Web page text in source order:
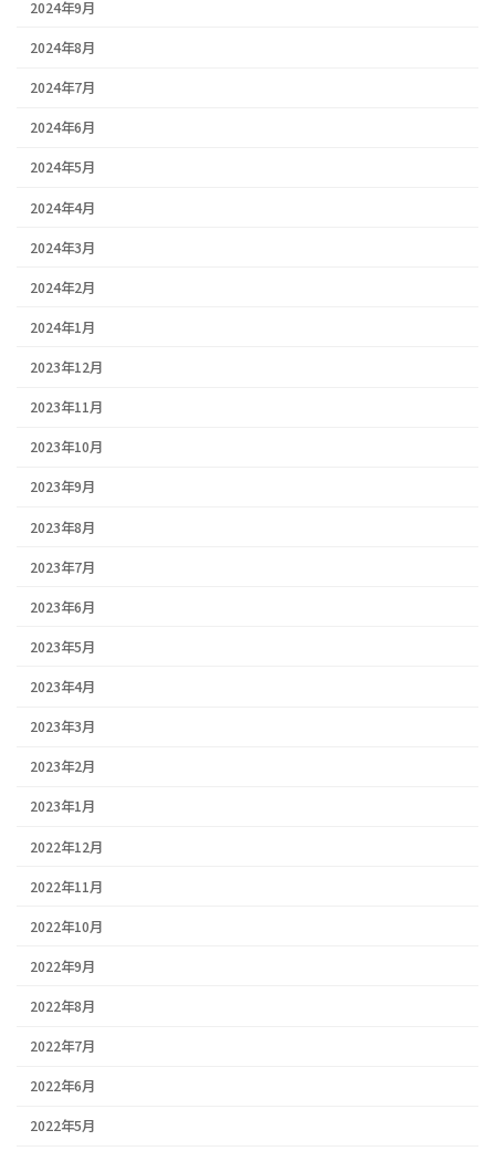
2024年9月
2024年8月
2024年7月
2024年6月
2024年5月
2024年4月
2024年3月
2024年2月
2024年1月
2023年12月
2023年11月
2023年10月
2023年9月
2023年8月
2023年7月
2023年6月
2023年5月
2023年4月
2023年3月
2023年2月
2023年1月
2022年12月
2022年11月
2022年10月
2022年9月
2022年8月
2022年7月
2022年6月
2022年5月